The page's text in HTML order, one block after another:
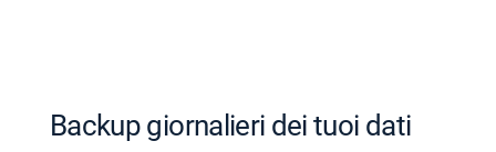
Backup giornalieri dei tuoi dati